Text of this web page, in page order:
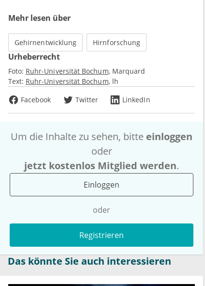
Mehr lesen über
Gehirnentwicklung Hirnforschung
Urheberrecht
Foto: Ruhr-Universität Bochum Marquard
Text: Ruhr-Universität Bochum lh
Facebook
Twitter LinkedIn
Um die Inhalte zu sehen, bitte einloggen
oder
jetzt kostenlos Mitglied werden.
Einloggen
oder
Registrieren
Das könnte Sie auch interessieren